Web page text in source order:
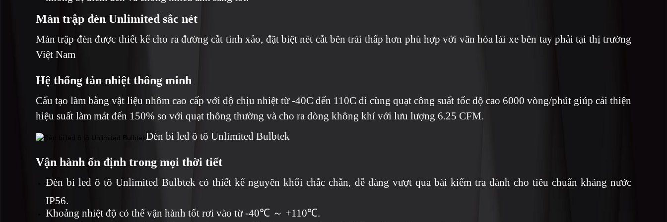
Màn trập đèn Unlimited sắc nét
Màn trập đèn được thiết kế cho ra đường cắt tinh xảo, đặt biệt nét cắt bên trái thấp hơn phù hợp với văn hóa lái xe bên tay phải tại thị trường
Việt Nam
Hệ thống tản nhiệt thông minh
Cấu tạo làm bằng vật liệu nhôm cao cấp với độ chịu nhiệt từ -40C đến 110C đi cùng quạt công suất tốc độ cao 6000 vòng/phút giúp cải thiện
hiệu suất làm mát đến 150% so với quạt thông thường và cho ra dòng không khí với lưu lượng 6.25 CFM.
Đèn bi led ô tô Unlimited Bulbtek
Vận hành ổn định trong mọi thời tiết
Đèn bi led ô tô Unlimited Bulbtek có thiết kế nguyên khối chắc chắn, dễ dàng vượt qua bài kiểm tra dành cho tiêu chuẩn kháng nước
IP56.
Khoảng nhiệt độ có thể vận hành tốt rơi vào từ -40℃ ～ +110℃.